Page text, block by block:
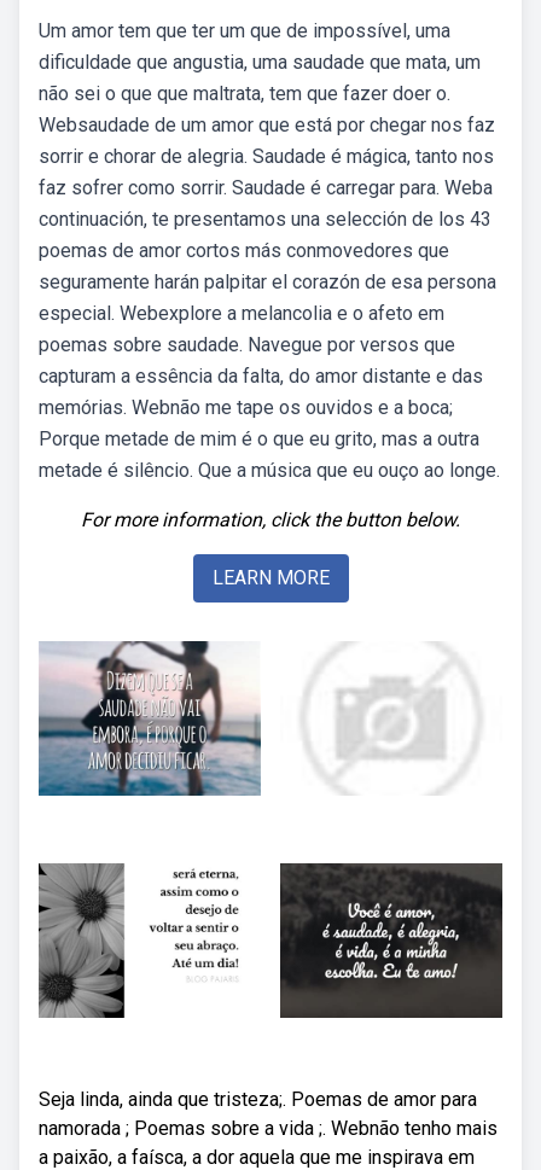
Um amor tem que ter um que de impossível, uma
dificuldade que angustia, uma saudade que mata, um
não sei o que que maltrata, tem que fazer doer o.
Websaudade de um amor que está por chegar nos faz
sorrir e chorar de alegria. Saudade é mágica, tanto nos
faz sofrer como sorrir. Saudade é carregar para. Weba
continuación, te presentamos una selección de los 43
poemas de amor cortos más conmovedores que
seguramente harán palpitar el corazón de esa persona
especial. Webexplore a melancolia e o afeto em
poemas sobre saudade. Navegue por versos que
capturam a essência da falta, do amor distante e das
memórias. Webnão me tape os ouvidos e a boca;
Porque metade de mim é o que eu grito, mas a outra
metade é silêncio. Que a música que eu ouço ao longe.
For more information, click the button below.
LEARN MORE
Seja linda, ainda que tristeza;. Poemas de amor para
namorada ; Poemas sobre a vida ;. Webnão tenho mais
a paixão, a faísca, a dor aquela que me inspirava em